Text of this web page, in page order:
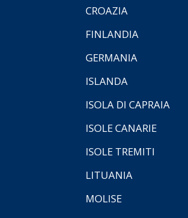
CROAZIA
FINLANDIA
GERMANIA
ISLANDA
ISOLA DI CAPRAIA
ISOLE CANARIE
ISOLE TREMITI
LITUANIA
MOLISE